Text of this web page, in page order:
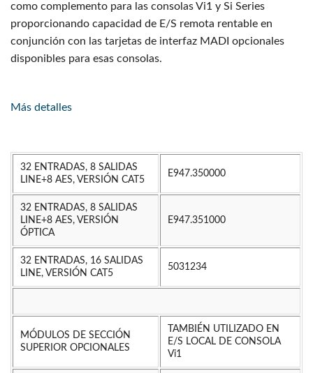
como complemento para las consolas Vi1 y Si Series
proporcionando capacidad de E/S remota rentable en
conjunción con las tarjetas de interfaz MADI opcionales
disponibles para esas consolas.
Más detalles
32 ENTRADAS, 8 SALIDAS
LINE+8 AES, VERSIÓN CAT5
E947.350000
32 ENTRADAS, 8 SALIDAS
LINE+8 AES, VERSIÓN
ÓPTICA
E947.351000
32 ENTRADAS, 16 SALIDAS
LINE, VERSIÓN CAT5
5031234
MÓDULOS DE SECCIÓN
SUPERIOR OPCIONALES
TAMBIÉN UTILIZADO EN
E/S LOCAL DE CONSOLA
Vi1